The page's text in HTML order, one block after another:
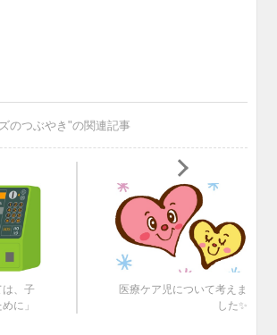
のつぶやき"の関連記事
は、子
に」
医療ケア児について考えま
した✨